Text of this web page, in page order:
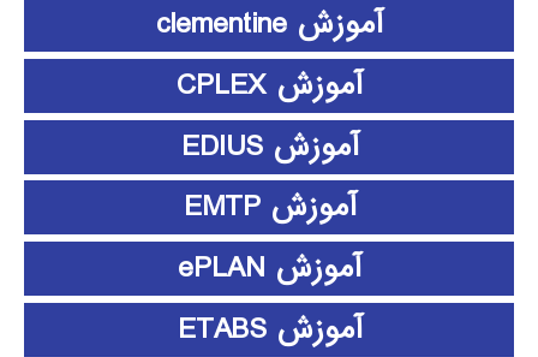
آموزش clementine
آموزش CPLEX
آموزش EDIUS
آموزش EMTP
آموزش ePLAN
آموزش ETABS